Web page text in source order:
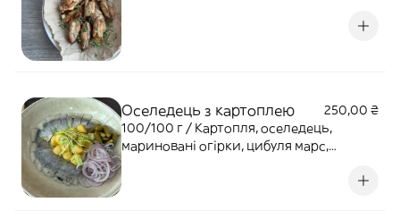
Оселедець з картоплею
250,00 ₴
100/100 г / Картопля, оселедець,
мариновані огірки, цибуля марс,